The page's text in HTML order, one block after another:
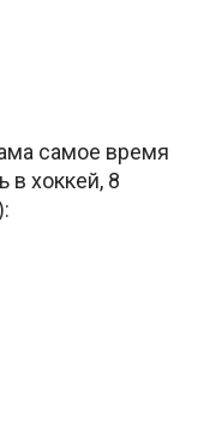
самое время
в хоккей, 8